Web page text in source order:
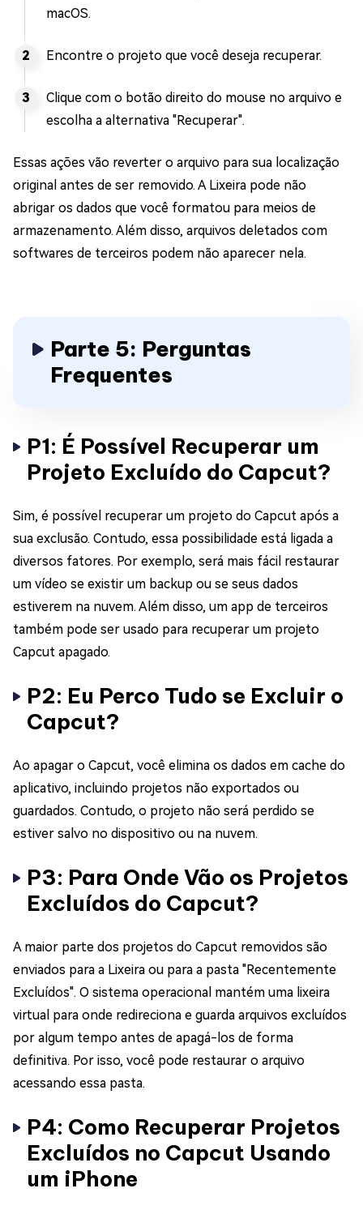
macOS.
Encontre o projeto que você deseja recuperar.
Clique com o botão direito do mouse no arquivo e
escolha a alternativa "Recuperar".
Essas ações vão reverter o arquivo para sua localização
original antes de ser removido. A Lixeira pode não
abrigar os dados que você formatou para meios de
armazenamento. Além disso, arquivos deletados com
softwares de terceiros podem não aparecer nela.
Parte 5: Perguntas
Frequentes
P1: É Possível Recuperar um
Projeto Excluído do Capcut?
Sim, é possível recuperar um projeto do Capcut após a
sua exclusão. Contudo, essa possibilidade está ligada a
diversos fatores. Por exemplo, será mais fácil restaurar
um vídeo se existir um backup ou se seus dados
estiverem na nuvem. Além disso, um app de terceiros
também pode ser usado para recuperar um projeto
Capcut apagado.
P2: Eu Perco Tudo se Excluir o
Capcut?
Ao apagar o Capcut, você elimina os dados em cache do
aplicativo, incluindo projetos não exportados ou
guardados. Contudo, o projeto não será perdido se
estiver salvo no dispositivo ou na nuvem.
P3: Para Onde Vão os Projetos
Excluídos do Capcut?
A maior parte dos projetos do Capcut removidos são
enviados para a Lixeira ou para a pasta "Recentemente
Excluídos". O sistema operacional mantém uma lixeira
virtual para onde redireciona e guarda arquivos excluídos
por algum tempo antes de apagá-los de forma
definitiva. Por isso, você pode restaurar o arquivo
acessando essa pasta.
P4: Como Recuperar Projetos
Excluídos no Capcut Usando
um iPhone